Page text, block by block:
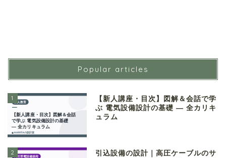
Popular articles
1
【新人講座・目次】図解＆会話で学
ぶ 電気設備設計の基礎 ― 全カリキ
ュラム
2
引込設備の設計｜高圧ケーブルのサ